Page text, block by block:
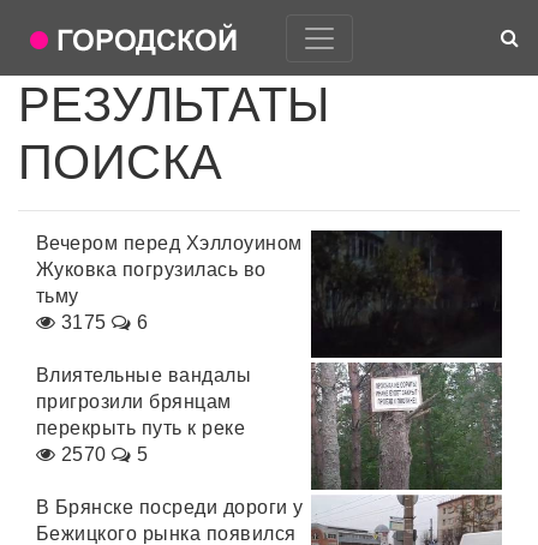
РЕЗУЛЬТАТЫ
ПОИСКА
Вечером перед Хэллоуином
Жуковка погрузилась во
тьму
3175
6
Влиятельные вандалы
пригрозили брянцам
перекрыть путь к реке
2570
5
В Брянске посреди дороги у
Бежицкого рынка появился